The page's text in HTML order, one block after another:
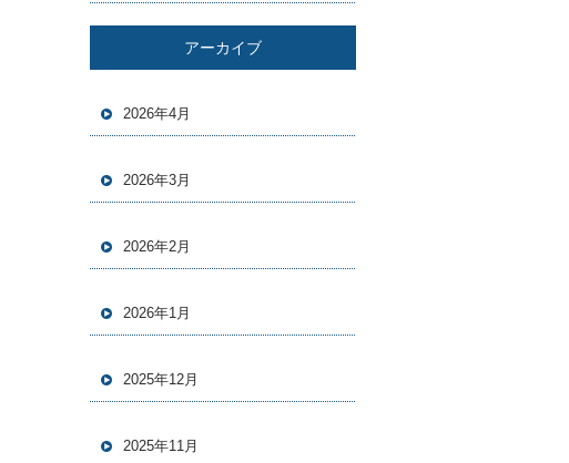
アーカイブ
2026年4月
2026年3月
2026年2月
2026年1月
2025年12月
2025年11月